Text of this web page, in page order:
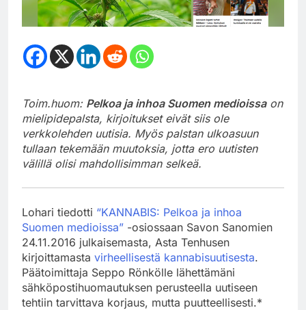
Toim.huom: Pelkoa ja inhoa Suomen medioissaon
mielipidepalsta, kirjoitukset eivät siis ole
verkkolehden uutisia. Myös palstan ulkoasuun
tullaan tekemään muutoksia, jotta ero uutisten
välillä olisi mahdollisimman selkeä.
Lohari tiedotti “KANNABIS: Pelkoa ja inhoa
Suomen medioissa” -osiossaan Savon Sanomien
24.11.2016 julkaisemasta, Asta Tenhusen
kirjoittamasta virheellisestä kannabisuutisesta.
Päätoimittaja Seppo Rönkölle lähettämäni
sähköpostihuomautuksen perusteella uutiseen
tehtiin tarvittava korjaus, mutta puutteellisesti.*